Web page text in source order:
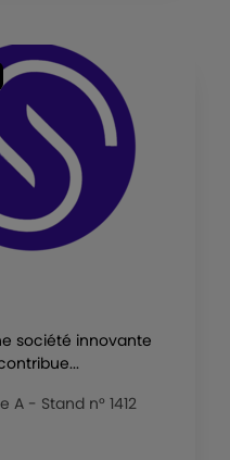
société innovante
A - Stand n° 1412